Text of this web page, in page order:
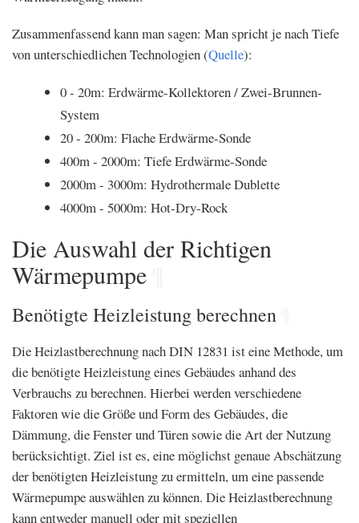
Zusammenfassend kann man sagen: Man spricht je nach Tiefe
von unterschiedlichen Technologien (Quelle):
0 - 20m: Erdwärme-Kollektoren / Zwei-Brunnen-
System
20 - 200m: Flache Erdwärme-Sonde
400m - 2000m: Tiefe Erdwärme-Sonde
2000m - 3000m: Hydrothermale Dublette
4000m - 5000m: Hot-Dry-Rock
Die Auswahl der Richtigen
Wärmepumpe
Benötigte Heizleistung berechnen
Die Heizlastberechnung nach DIN 12831 ist eine Methode, um
die benötigte Heizleistung eines Gebäudes anhand des
Verbrauchs zu berechnen. Hierbei werden verschiedene
Faktoren wie die Größe und Form des Gebäudes, die
Dämmung, die Fenster und Türen sowie die Art der Nutzung
berücksichtigt. Ziel ist es, eine möglichst genaue Abschätzung
der benötigten Heizleistung zu ermitteln, um eine passende
Wärmepumpe auswählen zu können. Die Heizlastberechnung
kann entweder manuell oder mit speziellen